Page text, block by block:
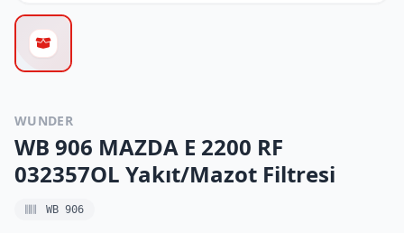
WUNDER
WB 906 MAZDA E 2200 RF
032357OL Yakıt/Mazot Filtresi
WB 906